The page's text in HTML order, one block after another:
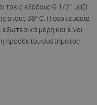
τρεις εξόδους G 1/2", μαζί
στους 38° C. Η συσκευασία
μέρη και είναι
πρόσθετου συστήματος